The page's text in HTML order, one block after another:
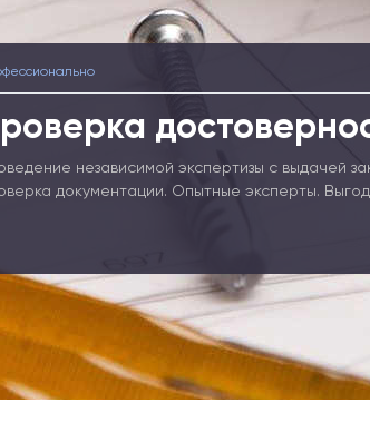
независимой экспертизы с выдачей
документации. Опытные эксперты.